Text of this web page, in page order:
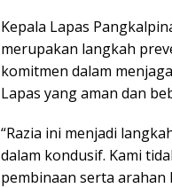
Kepala Lapas
merupakan langkah
komitmen dalam
Lapas yang aman dan
“Razia ini menjadi
dalam kondusif. Kami
pembinaan serta